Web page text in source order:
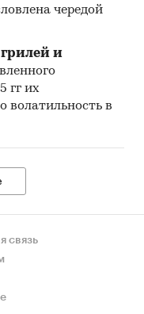
Грп
Комбикорма
Воды
грузовых
чередой
и
гг их
волатильность в
связь